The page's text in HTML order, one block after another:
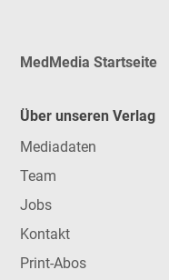
MedMedia Startseite
Über unseren Verlag
Mediadaten
Team
Jobs
Kontakt
Print-Abos